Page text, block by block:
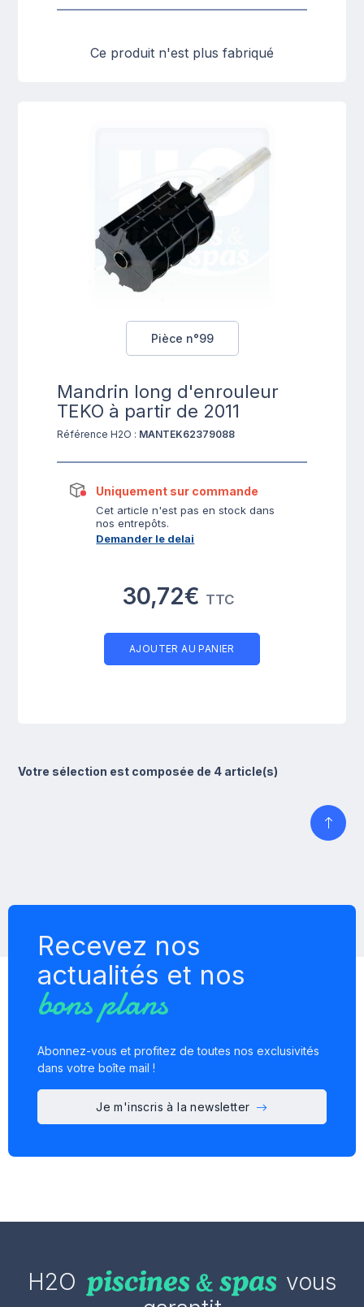
Ce produit n'est plus fabriqué
Pièce n°99
Mandrin long d'enrouleur
TEKO à partir de 2011
Référence H2O : MANTEK62379088
Uniquement sur commande
Cet article n'est pas en stock dans
nos entrepôts.
Demander le delai
30,72€ TTC
AJOUTER AU PANIER
Votre sélection est composée de 4 article(s)
Recevez nos
actualités et nos
bons plans
Abonnez-vous et profitez de toutes nos exclusivités
dans votre boîte mail !
Je m'inscris à la newsletter
H2O
vous